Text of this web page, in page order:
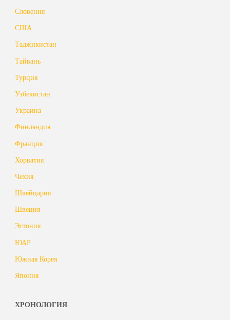
Словения
США
Таджикистан
Тайвань
Турция
Узбекистан
Украина
Финляндия
Франция
Хорватия
Чехия
Швейцария
Швеция
Эстония
ЮАР
Южная Корея
Япония
ХРОНОЛОГИЯ